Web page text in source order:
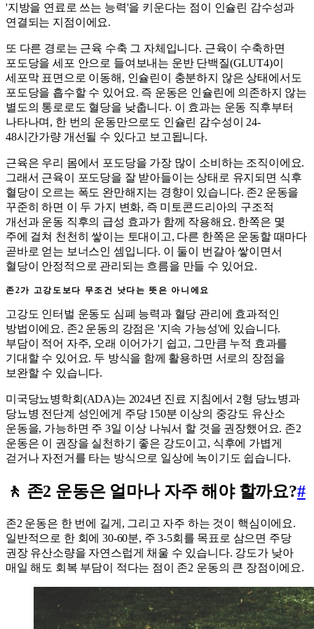
'지방을 연료로 쓰는 능력'을 키운다는 점이 인슐린 감수성과
연결되는 지점이에요.
또 다른 경로는 근육 수축 그 자체입니다. 근육이 수축하면
포도당을 세포 안으로 들여보내는 운반 단백질(GLUT4)이
세포막 표면으로 이동해, 인슐린이 충분하지 않은 상태에서도
포도당을 흡수할 수 있어요. 즉 운동은 인슐린에 의존하지 않는
별도의 통로로도 혈당을 낮춥니다. 이 효과는 운동 직후부터
나타나며, 한 번의 운동만으로도 인슐린 감수성이 24-
48시간가량 개선될 수 있다고 보고됩니다.
근육은 우리 몸에서 포도당을 가장 많이 소비하는 조직이에요.
그래서 근육이 포도당을 잘 받아들이는 상태로 유지되면 식후
혈당이 오르는 폭도 완만해지는 경향이 있습니다. 존2 운동을
꾸준히 하면 이 두 가지 변화, 즉 미토콘드리아의 구조적
개선과 운동 직후의 급성 효과가 함께 작용해요. 한쪽은 몇
주에 걸쳐 천천히 쌓이는 토대이고, 다른 한쪽은 운동할 때마다
곧바로 얻는 보너스인 셈입니다. 이 둘이 번갈아 쌓이면서
혈당이 안정적으로 관리되는 흐름을 만들 수 있어요.
존2가 고강도보다 무조건 낫다는 뜻은 아니에요
고강도 인터벌 운동도 심폐 능력과 혈당 관리에 효과적인
방법이에요. 존2 운동의 강점은 '지속 가능성'에 있습니다.
부담이 적어 자주, 오래 이어가기 쉽고, 그만큼 누적 효과를
기대할 수 있어요. 두 방식을 함께 활용하면 서로의 장점을
보완할 수 있습니다.
미국당뇨병학회(ADA)는 2024년 진료 지침에서 2형 당뇨병과
당뇨병 전단계 성인에게 주당 150분 이상의 중강도 유산소
운동을, 가능하면 주 3일 이상 나눠서 할 것을 권장했어요. 존2
운동은 이 권장을 실천하기 좋은 강도이고, 식후에 가볍게
걷거나 자전거를 타는 방식으로 일상에 녹이기도 쉽습니다.
🚶 존2 운동은 얼마나 자주 해야 할까요?#
존2 운동은 한 번에 길게, 그리고 자주 하는 것이 핵심이에요.
일반적으로 한 회에 30-60분, 주 3-5회를 목표로 삼으면 주당
권장 유산소량을 자연스럽게 채울 수 있습니다. 강도가 낮아
매일 해도 회복 부담이 적다는 점이 존2 운동의 큰 장점이에요.